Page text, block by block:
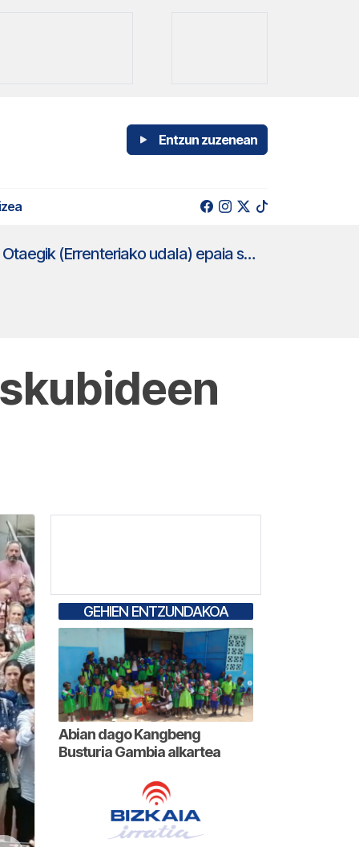
Entzun zuzenean
Kike Amonarrizek (Topagunea), Juan Mari Aburtok (Bilboko udala) eta Aizpea Otaegik (Errenteriako udala) epaia salatu dabe
GEHIEN ENTZUNDAKOA
Abian dago Kangbeng
Busturia Gambia alkartea